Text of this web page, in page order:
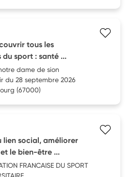
tous les
du sport : santé ...
dame de sion
du 28 septembre 2026
(67000)
lien social, améliorer
le bien-être ...
FRANCAISE DU SPORT